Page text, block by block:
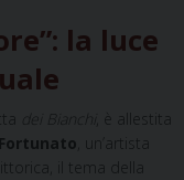
la luce
, è allestita
, un’artista
il tema della